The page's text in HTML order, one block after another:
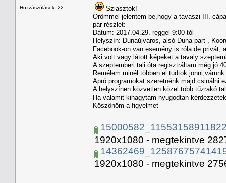
Hozzászólások: 22
Sziasztok!
Örömmel jelentem be,hogy a tavaszi III.
pár részlet:
Dátum: 2017.04.29. reggel 9:00-tól
Helyszín: Dunaújváros, alsó Duna-part ,
Facebook-on van esemény is róla de
Aki volt vagy látott képeket a tavaly
A szeptemberi tali óta regisztráltam még jó
Remélem minél többen el tudtok
Apró programokat szeretnénk majd csinálni
A helyszínen közvetlen közel több tűzrakó
Ha valamit kihagytam nyugodtan
Köszönöm a figyelmet
1920x1080 - megtekintve
1920x1080 - megtekintve